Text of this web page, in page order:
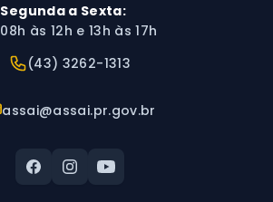
Horário de Atendimento:
Segunda a Sexta:
08h às 12h e 13h às 17h
Telefone:
(43) 3262-1313
E-mail:
assai@assai.pr.gov.br